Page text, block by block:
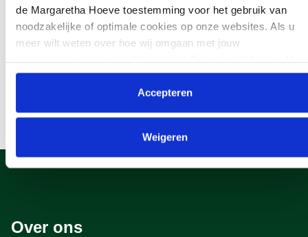
de Margaretha Hoeve toestemming voor het gebruik van
noodzakelijke of optimale cookies op onze websites. Als u
meer wilt weten over hoe wij omgaan met jouw
kunt de cookie instellingen te allen tijde aanpassen via de
Accepteren
Weigeren
Lees meer
Over ons